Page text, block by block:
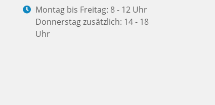
Montag bis Freitag: 8 - 12 Uhr
Donnerstag zusätzlich: 14 - 18
Uhr